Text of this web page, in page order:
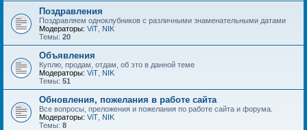
Поздравления
Поздравляем одноклубников с различными знаменательными датами
Модераторы: ViT NIK
Темы: 20
Объявления
Куплю, продам, отдам, об это в данной теме
Модераторы: ViT NIK
Темы: 51
Обновления, пожелания в работе сайта
Все вопросы, преложения и пожелания по работе сайта и форума.
Модераторы: ViT NIK
Темы: 8